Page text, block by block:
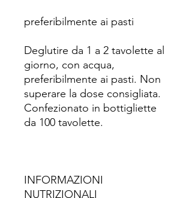
preferibilmente ai pasti
Deglutire da 1 a 2 tavolette al
giorno, con acqua,
preferibilmente ai pasti. Non
superare la dose consigliata.
Confezionato in bottigliette
da 100 tavolette.
INFORMAZIONI
NUTRIZIONALI